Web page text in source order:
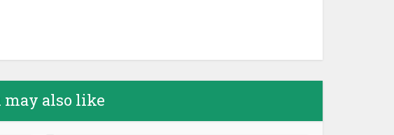
may also like